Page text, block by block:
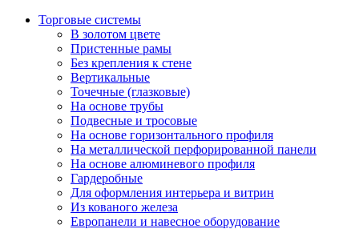
Торговые системы
В золотом цвете
Пристенные рамы
Без крепления к стене
Вертикальные
Точечные (глазковые)
На основе трубы
Подвесные и тросовые
На основе горизонтального профиля
На металлической перфорированной панели
На основе алюминевого профиля
Гардеробные
Для оформления интерьера и витрин
Из кованого железа
Европанели и навесное оборудование